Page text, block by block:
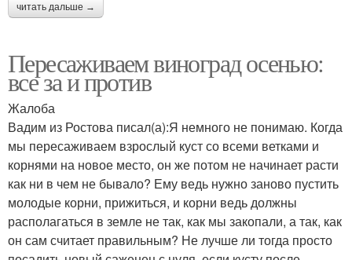
читать дальше →
Пересаживаем виноград осенью:
все за и против
Жалоба
Вадим из Ростова писал(а):Я немного не понимаю. Когда
мы пересаживаем взрослый куст со всеми ветками и
корнями на новое место, он же потом не начинает расти
как ни в чем не бывало? Ему ведь нужно заново пустить
молодые корни, прижиться, и корни ведь должны
располагаться в земле не так, как мы закопали, а так, как
он сам считает правильным? Не лучше ли тогда просто